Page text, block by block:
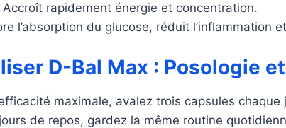
rapidement énergie et concentration.
l’absorption du glucose, réduit l’inflammation
D-Bal Max : Posologie
maximale, avalez trois capsules
de repos, gardez la même routine